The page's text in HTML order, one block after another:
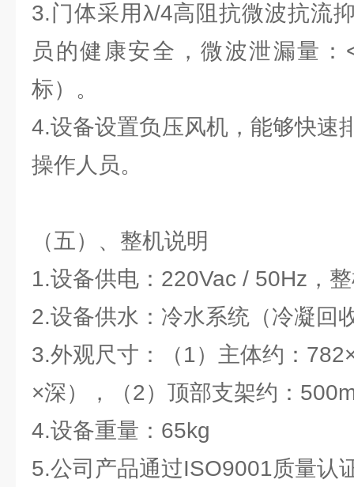
3.门体采用λ/4高阻抗微波抗流
员的健康安全，微波泄漏量：
标）。
4.设备设置负压风机，能够快速
操作人员。
（五）、整机说明
1.设备供电：220Vac / 50Hz，
2.设备供水：冷水系统（冷凝回
3.外观尺寸：（1）主体约：
×深），（2）顶部支架约：
4.设备重量：65kg
5.公司产品通过ISO9001质量